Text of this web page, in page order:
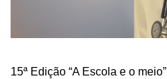
15ª Edição “A Escola e o meio”